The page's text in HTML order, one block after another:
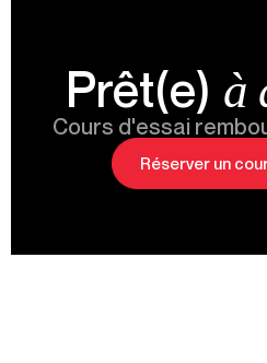
Prêt(e) à
Cours d'essai
Réserver un